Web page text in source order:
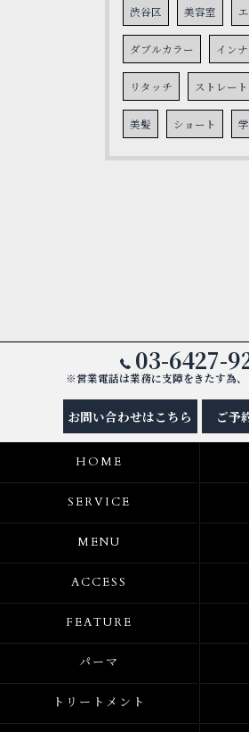
渋谷区 美容室
ダブルカラー イン
リタッチ ストレート
美髪 ショート
03-6427-
※営業電話は業務に支障をきたす為、
お問い合わせはこちら ご予
HOME
SERVICE
MENU
ACCESS
FEATURE
パーマ
トリートメント